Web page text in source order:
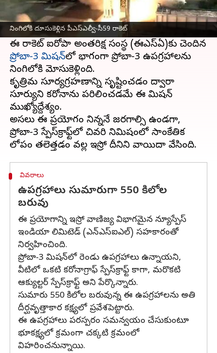
నింగిలోకి దూసుకెళ్లిన పీఎస్ఎల్వీ-సీ59 రాకెట్‌
శ్రీహరికోటలోని సతీష్ ధావన్ అంతరిక్ష కేంద్రం నుంచి
పీఎస్ఎల్వీ-సీ59 రాకెట్ విజయవంతంగా నింగిలోకి
ప్రయాణించింది.
ఈ రాకెట్ ఐరోపా అంతరిక్ష సంస్థ (ఈఎస్‌ఏ)కు చెందిన
ప్రోబా-3 మిషన్‌లో భాగంగా ప్రోబా-3 ఉపగ్రహాలను
నింగిలోకి మోసుకెళ్లింది.
కృత్రిమ సూర్యగ్రహణాన్ని సృష్టించడం ద్వారా
సూర్యుని కరోనాను పరిశీలించడమే ఈ మిషన్
ముఖ్యోద్దేశ్యం.
అసలు ఈ ప్రయోగం నిన్ననే జరగాల్సి ఉండగా,
ప్రోబా-3 స్పేస్‌క్రాఫ్ట్‌లో చివరి నిమిషంలో సాంకేతిక
వివరాలు
ఉపగ్రహాలు సుమారుగా 550 కిలోల
బరువు
ఈ ప్రయోగాన్ని ఇస్రో వాణిజ్య విభాగమైన న్యూస్పేస్
ఇండియా లిమిటెడ్ (ఎన్‌ఎస్‌ఐఎల్) సహకారంతో
నిర్వహించింది.
ప్రోబా-3 మిషన్‌లో రెండు ఉపగ్రహాలు ఉన్నాయని,
వీటిలో ఒకటి కరోనాగ్రాఫ్ స్పేస్‌క్రాఫ్ట్ కాగా, మరొకటి
ఆక్యుల్టర్ స్పేస్‌క్రాఫ్ట్ అని పేర్కొన్నారు.
సుమారు 550 కిలోల బరువున్న ఈ ఉపగ్రహాలను అతి
దీర్ఘవృత్తాకార కక్ష్యలో ప్రవేశపెట్టారు.
ఈ ఉపగ్రహాలు పరస్పరం సమన్వయం చేసుకుంటూ
భూకక్ష్యలో క్రమంగా చక్కటి క్రమంలో
విహరించ‌నున్నాయి.